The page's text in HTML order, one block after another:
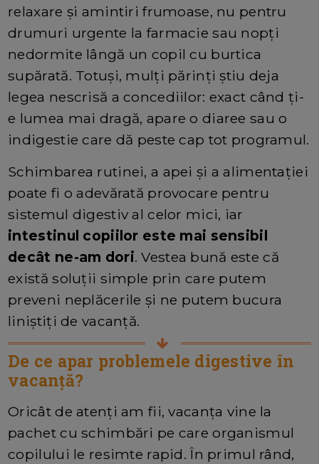
relaxare și amintiri frumoase, nu pentru
drumuri urgente la farmacie sau nopți
nedormite lângă un copil cu burtica
supărată. Totuși, mulți părinți știu deja
legea nescrisă a concediilor: exact când ți-
e lumea mai dragă, apare o diaree sau o
indigestie care dă peste cap tot programul.
Schimbarea rutinei, a apei și a alimentației
poate fi o adevărată provocare pentru
sistemul digestiv al celor mici, iar
intestinul copiilor este mai sensibil
decât ne-am dori. Vestea bună este că
există soluții simple prin care putem
preveni neplăcerile și ne putem bucura
liniștiți de vacanță.
De ce apar problemele digestive în
vacanță?
Oricât de atenți am fii, vacanța vine la
pachet cu schimbări pe care organismul
copilului le resimte rapid. În primul rând,